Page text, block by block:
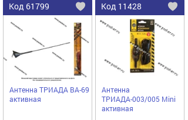
Код 61799
Добавить
избранное
Антенна ТРИАДА ВА-69
активная
Код 11428
Антенна
ТРИАДА-003/005 Mini
активная